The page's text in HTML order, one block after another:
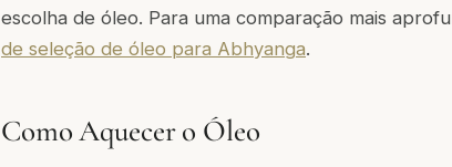
escolha de óleo. Para uma comparação mais
de seleção de óleo para Abhyanga.
Como Aquecer o Óleo